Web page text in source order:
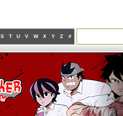
S T U V W X Y Z #